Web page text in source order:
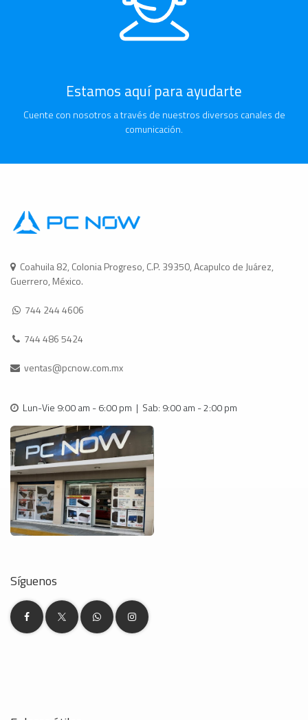
Estamos aquí para ayudarte
Cuente con nosotros a través de nuestros diversos canales de
comunicación.
Coahuila 82, Colonia Progreso, C.P. 39350, Acapulco de Juárez,
Guerrero, México.
744 244 4606
744 486 5424
ventas@pcnow.com.mx
Lun-Vie 9:00 am - 6:00 pm | Sab: 9:00 am - 2:00 pm
Síguenos